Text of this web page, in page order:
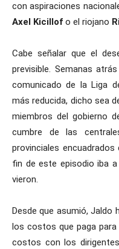
con aspiraciones
Axel Kicillof o el riojano
Cabe señalar que el
previsible. Semanas
comunicado de la Liga
más reducida, dicho sea
miembros del gobierno
cumbre de las
provinciales
fin de este episodio iba
vieron.
Desde que asumió, Jaldo
los costos que paga para
costos con los